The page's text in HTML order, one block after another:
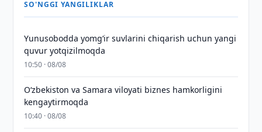
SO'NGGI YANGILIKLAR
Yunusobodda yomg‘ir suvlarini chiqarish uchun yangi
quvur yotqizilmoqda
10:50 · 08/08
Oʻzbekiston va Samara viloyati biznes hamkorligini
kengaytirmoqda
10:40 · 08/08